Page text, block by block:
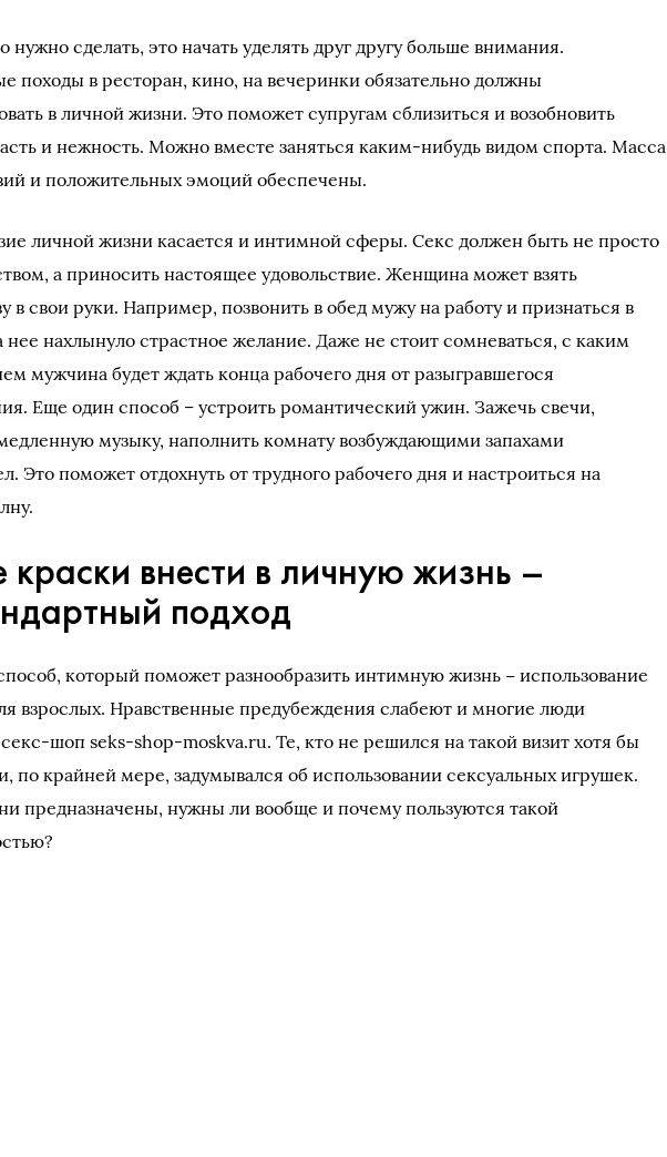
нужно сделать, это начать уделять друг другу больше внимания.
походы в ресторан, кино, на вечеринки обязательно должны
в личной жизни. Это поможет супругам сблизиться и возобновить
и нежность. Можно вместе заняться каким-нибудь видом спорта. Масса
и положительных эмоций обеспечены.
личной жизни касается и интимной сферы. Секс должен быть не просто
а приносить настоящее удовольствие. Женщина может взять
в свои руки. Например, позвонить в обед мужу на работу и признаться в
нее нахлынуло страстное желание. Даже не стоит сомневаться, с каким
мужчина будет ждать конца рабочего дня от разыгравшегося
Еще один способ – устроить романтический ужин. Зажечь свечи,
музыку, наполнить комнату возбуждающими запахами
Это поможет отдохнуть от трудного рабочего дня и настроиться на
краски внести в личную жизнь –
подход
который поможет разнообразить интимную жизнь − использование
взрослых. Нравственные предубеждения слабеют и многие люди
шоп seks-shop-moskva.ru. Те, кто не решился на такой визит хотя бы
по крайней мере, задумывался об использовании сексуальных игрушек.
предназначены, нужны ли вообще и почему пользуются такой